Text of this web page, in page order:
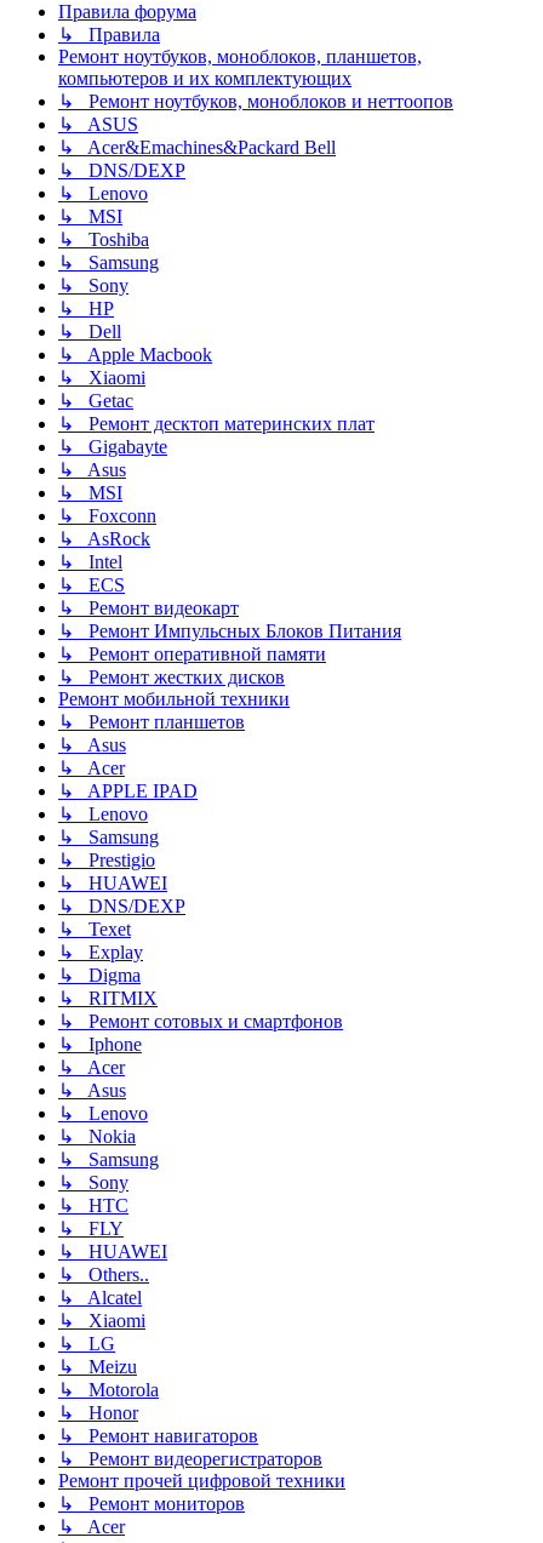
Правила форума
↳ Правила
Ремонт ноутбуков, моноблоков, планшетов,
компьютеров и их комплектующих
↳ Ремонт ноутбуков, моноблоков и неттоопов
↳ ASUS
↳ Acer&Emachines&Packard Bell
↳ DNS/DEXP
↳ Lenovo
↳ MSI
↳ Toshiba
↳ Samsung
↳ Sony
↳ HP
↳ Dell
↳ Apple Macbook
↳ Xiaomi
↳ Getac
↳ Ремонт десктоп материнских плат
↳ Gigabayte
↳ Asus
↳ MSI
↳ Foxconn
↳ AsRock
↳ Intel
↳ ECS
↳ Ремонт видеокарт
↳ Ремонт Импульсных Блоков Питания
↳ Ремонт оперативной памяти
↳ Ремонт жестких дисков
Ремонт мобильной техники
↳ Ремонт планшетов
↳ Asus
↳ Acer
↳ APPLE IPAD
↳ Lenovo
↳ Samsung
↳ Prestigio
↳ HUAWEI
↳ DNS/DEXP
↳ Texet
↳ Explay
↳ Digma
↳ RITMIX
↳ Ремонт сотовых и смартфонов
↳ Iphone
↳ Acer
↳ Asus
↳ Lenovo
↳ Nokia
↳ Samsung
↳ Sony
↳ HTC
↳ FLY
↳ HUAWEI
↳ Others..
↳ Alcatel
↳ Xiaomi
↳ LG
↳ Meizu
↳ Motorola
↳ Honor
↳ Ремонт навигаторов
↳ Ремонт видеорегистраторов
Ремонт прочей цифровой техники
↳ Ремонт мониторов
↳ Acer